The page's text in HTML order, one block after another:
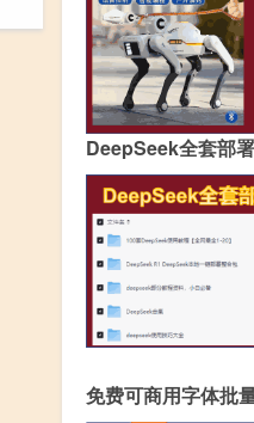
DeepSeek全套部
免费可商用字体批